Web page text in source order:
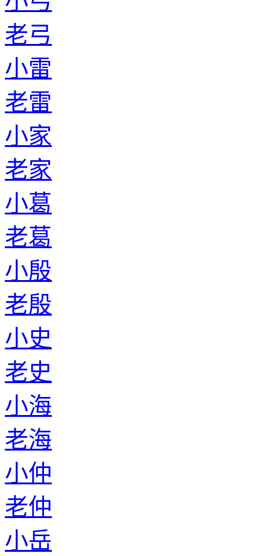
老弓
小雷
老雷
小家
老家
小葛
老葛
小殷
老殷
小史
老史
小海
老海
小仲
老仲
小岳